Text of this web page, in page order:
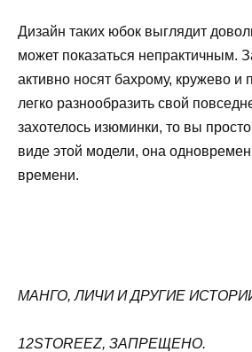
Дизайн таких юбок выглядит
может показаться непрактичным.
активно носят бахрому, кружево и
легко разнообразить свой
захотелось изюминки, то вы
виде этой модели, она
времени.
МАНГО, ЛИЧИ И ДРУГИЕ
12STOREEZ, ЗАПРЕЩЕНО.